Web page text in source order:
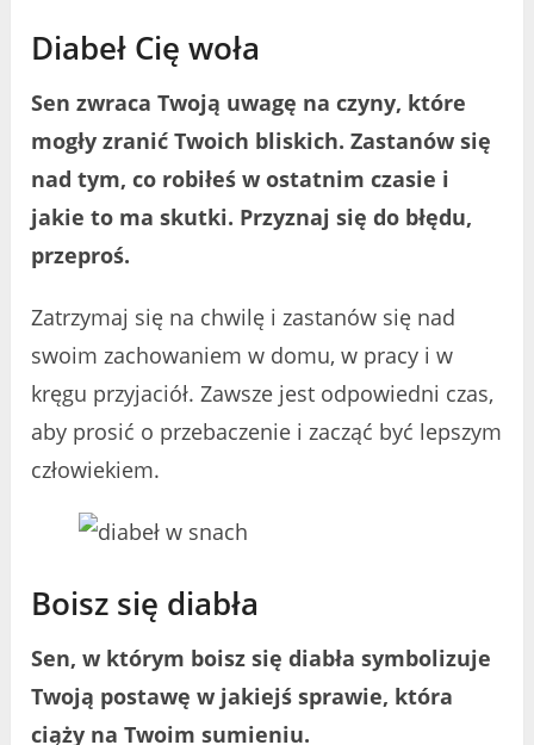
Diabeł Cię woła
Sen zwraca Twoją uwagę na czyny, które
mogły zranić Twoich bliskich. Zastanów się
nad tym, co robiłeś w ostatnim czasie i
jakie to ma skutki. Przyznaj się do błędu,
przeproś.
Zatrzymaj się na chwilę i zastanów się nad
swoim zachowaniem w domu, w pracy i w
kręgu przyjaciół. Zawsze jest odpowiedni czas,
aby prosić o przebaczenie i zacząć być lepszym
człowiekiem.
Boisz się diabła
Sen, w którym boisz się diabła symbolizuje
Twoją postawę w jakiejś sprawie, która
ciąży na Twoim sumieniu.